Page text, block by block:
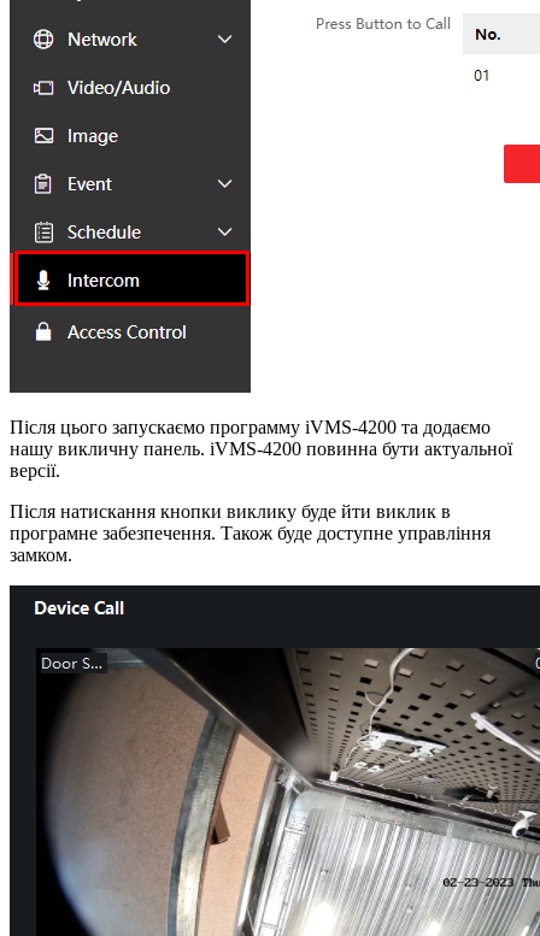
Після цього запускаємо программу iVMS-4200 та додаємо
нашу викличну панель. iVMS-4200 повинна бути актуальної
версії.
Після натискання кнопки виклику буде йти виклик в
програмне забезпечення. Також буде доступне управління
замком.